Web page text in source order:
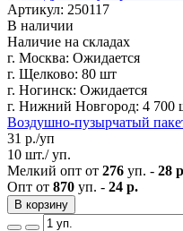
Артикул: 250117
В наличии
Наличие на складах
г. Москва: Ожидается
г. Щелково: 80 шт
г. Ногинск: Ожидается
г. Нижний Новгород: 4 700
Воздушно-пузырчатый
31 р./уп
10 шт./ уп.
Мелкий опт от 276 уп. - 28
Опт от 870 уп. - 24 р.
В корзину